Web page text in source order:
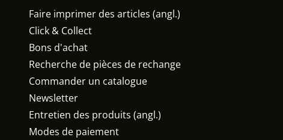
Faire imprimer des articles (angl.)
Click & Collect
Bons d'achat
Recherche de pièces de rechange
Commander un catalogue
Newsletter
Entretien des produits (angl.)
Modes de paiement